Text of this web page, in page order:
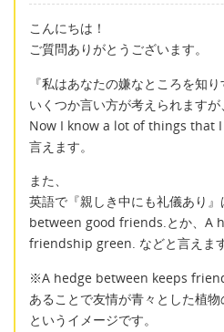
こんにちは！
ご質問ありがとうございます。
『私はあなたの嫌なところを知り
いくつか言い方が考えられますが、
Now I know a lot of things that
言えます。
また、
英語で『親しき中にも礼儀あり
between good friends.とか、A
friendship green. などと言えます
※A hedge between keeps
あることで友情が青々とした植物
というイメージです。